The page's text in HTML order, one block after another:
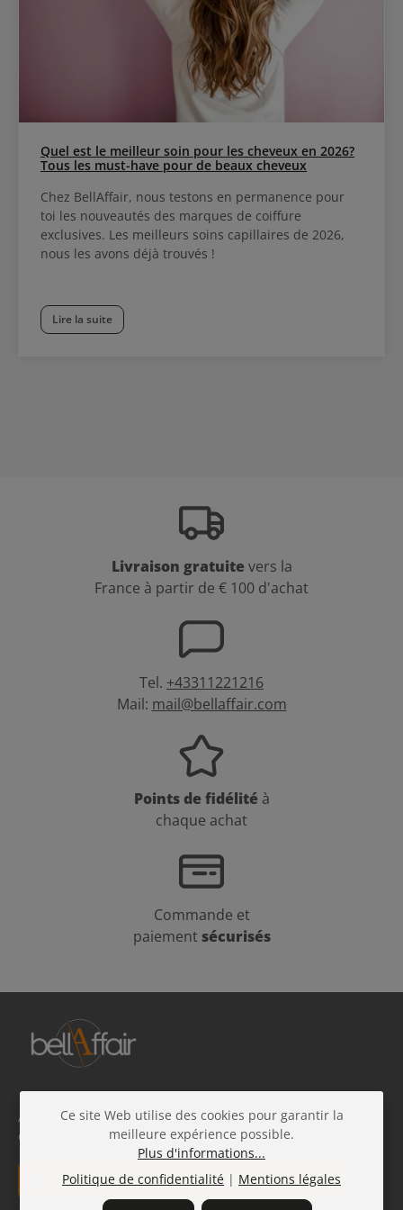
Quel est le meilleur soin pour les cheveux en 2026?
Tous les must-have pour de beaux cheveux
Chez BellAffair, nous testons en permanence pour
toi les nouveautés des marques de coiffure
exclusives. Les meilleurs soins capillaires de 2026,
nous les avons déjà trouvés !
Lire la suite
Livraison gratuite vers la
France à partir de € 100 d'achat
Tel. +43311221216
Mail: mail@bellaffair.com
Points de fidélité à
chaque achat
Commande et
paiement sécurisés
Abonnez-vous à notre newsletter beauté gratuite et profitez
de 10 % de réduction sur votre prochaine commande !
Adresse e-mail*
Ce site Web utilise des cookies pour garantir la
meilleure expérience possible.
Plus d'informations...
Politique de confidentialité | Mentions légales